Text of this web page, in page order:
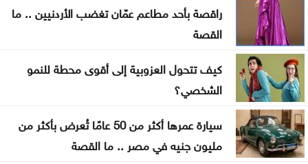
الاحتلال يوسّع الاستيطان بإقرار 627 وحدة جديدة برام
الله والبيرة
الحكومة تطرح 100 فرصة استثمارية وتطوّر 3 مشاريع
بالشراكة مع القطاع الخاص
إيران تشترط ستة بنود لإعادة فتح هرمز وواشنطن
تراقب التنفيذ
راقصة بأحد مطاعم عمّان تغضب الأردنيين .. ما
القصة
كيف تتحول العزوبية إلى أقوى محطة للنمو
الشخصي؟
سيارة عمرها أكثر من 50 عامًا تُعرض بأكثر من
مليون جنيه في مصر .. ما القصة